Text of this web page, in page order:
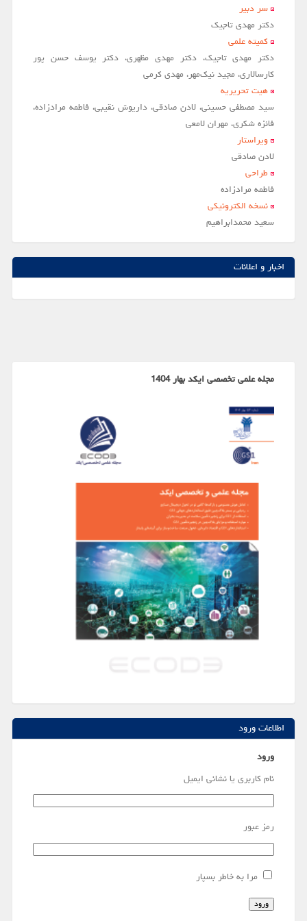
مقالات سال 1404
آرشیو
شماره جاری
جستجو پیشرفته
راهنمای نویسندگان
نحوه ارسال مقاله
اطلاعات نشریه
درباره نشریه
اخبار و اعلانات
پیوندهای مفید
سر دبير
دکتر مهدی تاجیک
کمیته علمی
دکتر مهدی تاجیک، دکتر مهدی مظهری، دکتر یوسف حسن پور
کارسالاری، مجید نیک‌مهر، مهدی کرمی
هیت تحریریه
سید مصطفی حسینی، لادن صادقی، داریوش نقیبی، فاطمه مرادزاده،
فائزه شکری، مهران لامعی
ویراستار
لادن صادقي
طراحی
فاطمه مرادزاده
نسخه الکترونیکی
سعيد محمدابراهيم
اخبار و اعلانات
مجله علمی تخصصی ایکد بهار 1404
اطلاعات ورود
ورود
نام کاربری یا نشانی ایمیل
رمز عبور
مرا به خاطر بسپار
ورود